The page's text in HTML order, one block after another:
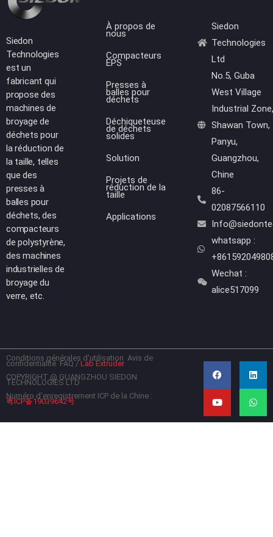
Siedon
Technologies
Ltd
No.5, Guba
West Village
Industrial Zone,
Shawan Town,
Panyu,
Guangzhou,
Chine
86-
02087566110
whatsapp :
Wechat :
alice517099
À propos de
nous
Compacteurs
EPS
Presses à
balles pour
déchets
Déchiqueteuse
de déchets
solides
Solution
Projets de
réduction de la
taille
Applications
Siedon
Technologies
est un
fabricant qui
propose des
machines de
broyage de
déchets pour
la réduction de
la taille, telles
que des
presses à
balles pour
déchets, des
compacteurs
de polystyrène,
des machines
industrielles de
broyage du
verre, etc.
Conditions générales d'utilisation Avis de
confidentialité FAQ/Lab Extruder
COPYRIGHT @ GUANGZHOU SIEDON
TECHNOLOGIES LTD
Numéro d'enregistrement ICP de la Chine :
粤ICP备19039642号
F
a
c
e
o
o
k
L
n
k
d
i
n
Y
o
u
t
b
e
W
a
t
a
p
p